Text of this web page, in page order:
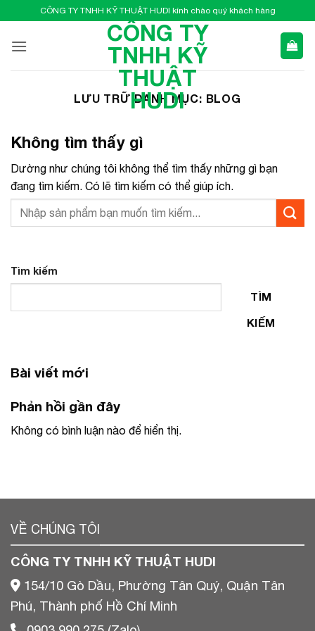
qua
nội
CÔNG TY TNHH KỸ THUẬT HUDI kính chào quý khách hàng
CÔNG TY
TNHH KỸ
THUẬT
HUDI
LƯU TRỮ DANH MỤC: BLOG
Không tìm thấy gì
Dường như chúng tôi không thể tìm thấy những gì bạn
đang tìm kiếm. Có lẽ tìm kiếm có thể giúp ích.
Tìm kiếm
TÌM
KIẾM
Bài viết mới
Phản hồi gần đây
Không có bình luận nào để hiển thị.
VỀ CHÚNG TÔI
CÔNG TY TNHH KỸ THUẬT HUDI
154/10 Gò Dầu, Phường Tân Quý, Quận Tân
Phú, Thành phố Hồ Chí Minh